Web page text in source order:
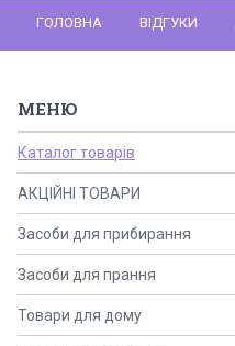
ГОЛОВНА ВІДГУКИ
Каталог товарів
АКЦІЙНІ ТОВАРИ
Засоби для прибирання
Засоби для прання
Товари для дому